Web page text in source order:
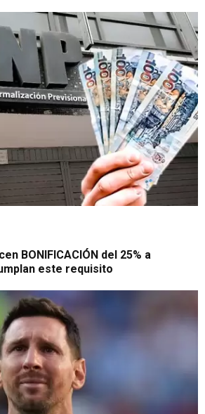
BONIFICACIÓN del 25% a
este requisito